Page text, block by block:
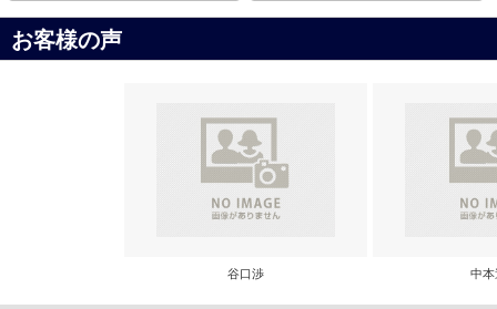
お客様の声
谷口渉 中本